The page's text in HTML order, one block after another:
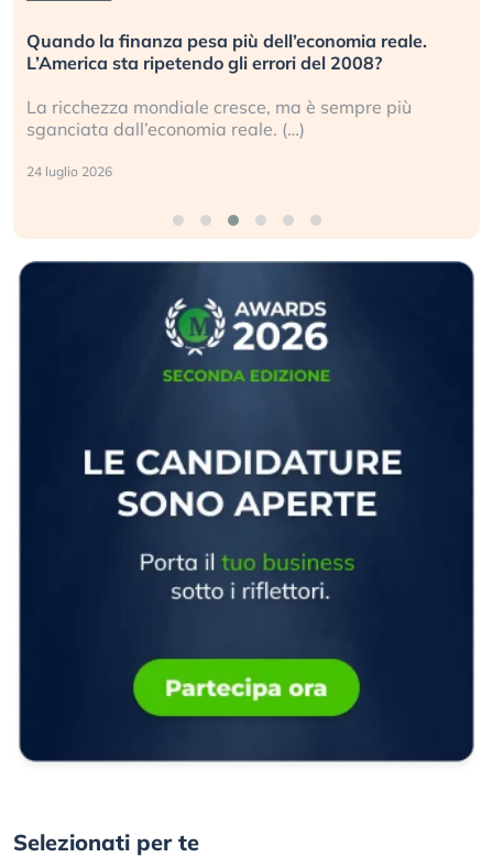
Quando la finanza pesa più dell’economia reale.
L’America sta ripetendo gli errori del 2008?
La ricchezza mondiale cresce, ma è sempre più
sganciata dall’economia reale. (…)
24 luglio 2026
Selezionati per te